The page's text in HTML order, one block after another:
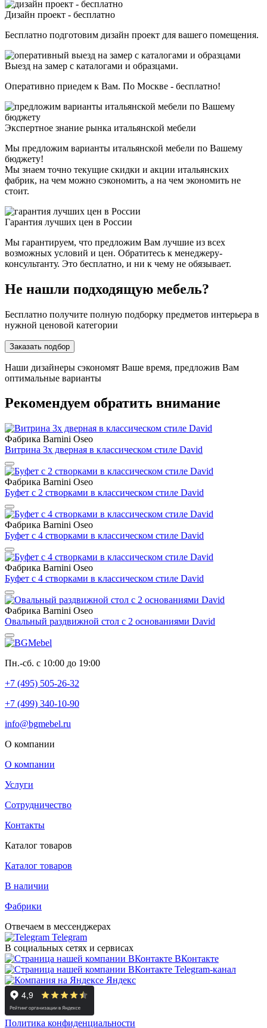
Дизайн проект - бесплатно
Бесплатно подготовим дизайн проект для вашего помещения.
Выезд на замер с каталогами и образцами.
Оперативно приедем к Вам. По Москве - бесплатно!
Экспертное знание рынка итальянской мебели
Мы предложим варианты итальянской мебели по Вашему
бюджету!
Мы знаем точно текущие скидки и акции итальянских
фабрик, на чем можно сэкономить, а на чем экономить не
стоит.
Гарантия лучших цен в России
Мы гарантируем, что предложим Вам лучшие из всех
возможных условий и цен. Обратитесь к менеджеру-
консультанту. Это бесплатно, и ни к чему не обязывает.
Не нашли подходящую мебель?
Бесплатно получите полную подборку предметов интерьера в
нужной ценовой категории
Заказать подбор
Наши дизайнеры сэкономят Ваше время, предложив Вам
оптимальные варианты
Рекомендуем обратить внимание
Фабрика Barnini Oseo
Витрина 3х дверная в классическом стиле David
Фабрика Barnini Oseo
Буфет с 2 створками в классическом стиле David
Фабрика Barnini Oseo
Буфет с 4 створками в классическом стиле David
Фабрика Barnini Oseo
Буфет с 4 створками в классическом стиле David
Фабрика Barnini Oseo
Овальный раздвижной стол с 2 основаниями David
Пн.-сб. с 10:00 до 19:00
+7 (495) 505-26-32
+7 (499) 340-10-90
info@bgmebel.ru
О компании
О компании
Услуги
Сотрудничество
Контакты
Каталог товаров
Каталог товаров
В наличии
Фабрики
Отвечаем в мессенджерах
Telegram
В социальных сетях и сервисах
ВКонтакте
Telegram-канал
Яндекс
Политика конфиденциальности